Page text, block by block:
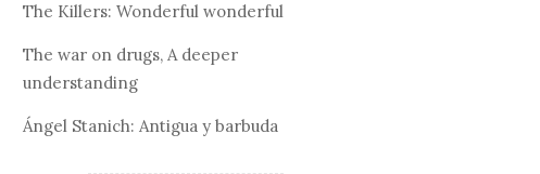
The Killers: Wonderful wonderful
The war on drugs, A deeper
understanding
Ángel Stanich: Antigua y barbuda